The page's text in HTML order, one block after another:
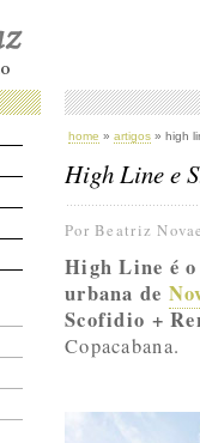
home » artigos » high
High Line e
Por Beatriz
High Line é
urbana de
Scofidio +
Copacabana.